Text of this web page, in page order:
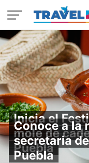
Inicia el
mole de
Puebla
Conoce a la
secretaria
Puebla